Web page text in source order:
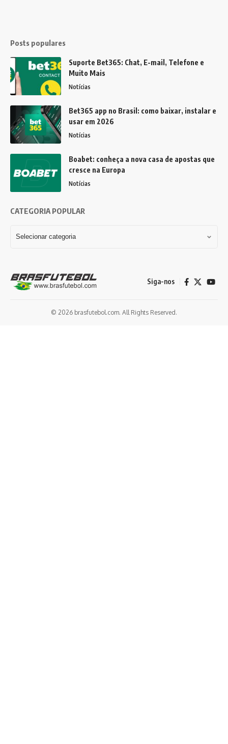
Posts populares
Suporte Bet365: Chat, E-mail, Telefone e
Muito Mais
Notícias
Bet365 app no Brasil: como baixar, instalar e
usar em 2026
Notícias
Boabet: conheça a nova casa de apostas que
cresce na Europa
Notícias
CATEGORIA POPULAR
Siga-nos
© 2026 brasfutebol.com. All Rights Reserved.